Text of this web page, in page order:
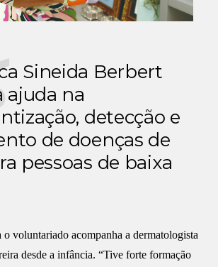
Sineida Berbert
ajuda na
detecção e
de doenças de
pessoas de baixa
o voluntariado acompanha a dermatologista
desde a infância. “Tive forte formação